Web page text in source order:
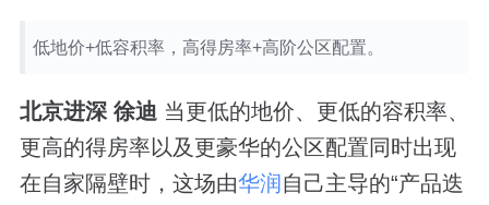
低地价+低容积率，高得房率+高阶公区配置。
北京进深 徐迪 当更低的地价、更低的容积率、
更高的得房率以及更豪华的公区配置同时出现
在自家隔壁时，这场由华润 自己主导的“产品迭